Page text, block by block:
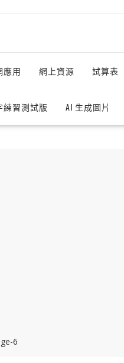
應用 網上資源 試算表
練習測試版 AI 生成圖片
6